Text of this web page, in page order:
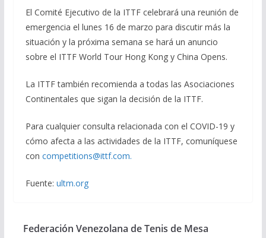
El Comité Ejecutivo de la ITTF celebrará una reunión de
emergencia el lunes 16 de marzo para discutir más la
situación y la próxima semana se hará un anuncio
sobre el ITTF World Tour Hong Kong y China Opens.
La ITTF también recomienda a todas las Asociaciones
Continentales que sigan la decisión de la ITTF.
Para cualquier consulta relacionada con el COVID-19 y
cómo afecta a las actividades de la ITTF, comuníquese
con competitions@ittf.com.
Fuente: ultm.org
Federación Venezolana de Tenis de Mesa